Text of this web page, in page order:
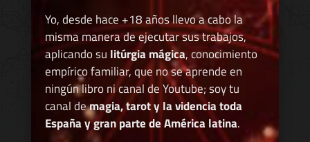
Yo, desde hace +18 años llevo a cabo la
misma manera de ejecutar sus trabajos,
aplicando su litúrgia mágica, conocimiento
empírico familiar, que no se aprende en
ningún libro ni canal de Youtube; soy tu
canal demagia, tarot y la videncia toda
España y gran parte de América latina.